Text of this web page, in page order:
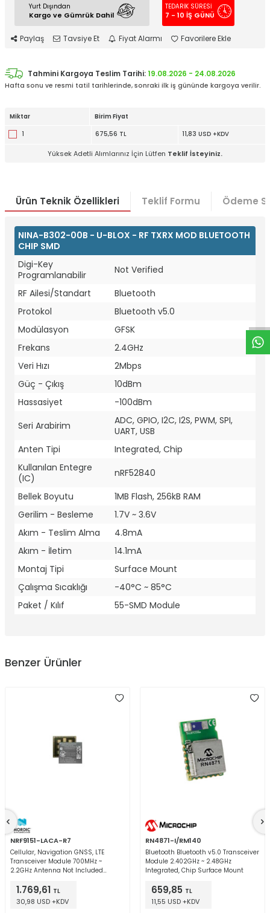
Yurt Dışından
Kargo ve Gümrük Dahil
TEDARİK SÜRESİ
7 - 10 İŞ GÜNÜ
Paylaş Tavsiye Et Fiyat Alarmı Favorilere Ekle
Tahmini Kargoya Teslim Tarihi:19.08.2026 - 24.08.2026
Hafta sonu ve resmi tatil tarihlerinde, sonraki ilk iş gününde kargoya verilir.
Miktar
Birim Fiyat
1
675,56 TL 11,83 USD +KDV
Yüksek Adetli Alımlarınız İçin Lütfen Teklif İsteyiniz.
Ürün Teknik Özellikleri Teklif Formu Ödeme
NINA-B302-00B - U-BLOX - RF TXRX MOD BLUETOOTH
CHIP SMD
Digi-Key
Programlanabilir
Not Verified
RF Ailesi/Standart
Bluetooth
Protokol
Bluetooth v5.0
Modülasyon
GFSK
Frekans
2.4GHz
Veri Hızı
2Mbps
Güç - Çıkış
10dBm
Hassasiyet
-100dBm
Seri Arabirim
ADC, GPIO, I2C, I2S, PWM, SPI,
UART, USB
Anten Tipi
Integrated, Chip
Kullanılan Entegre
(IC)
nRF52840
Bellek Boyutu
1MB Flash, 256kB RAM
Gerilim - Besleme
1.7V ~ 3.6V
Akım - Teslim Alma
4.8mA
Akım - İletim
14.1mA
Montaj Tipi
Surface Mount
Çalışma Sıcaklığı
-40°C ~ 85°C
Paket / Kılıf
55-SMD Module
Benzer Ürünler
NRF9151-LACA-R7
Cellular, Navigation GNSS, LTE
Transceiver Module 700MHz ~
2.2GHz Antenna Not Included
1.769,61 TL
30,98 USD +KDV
RN4871-I/RM140
Bluetooth Bluetooth v5.0 Transceiver
Module 2.402GHz ~ 2.48GHz
Integrated, Chip Surface Mount
659,85 TL
11,55 USD +KDV